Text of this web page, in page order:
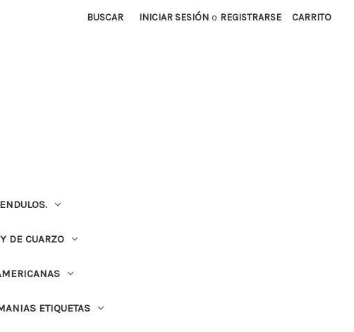
BUSCAR INICIAR SESIÓN o REGISTRARSE CARRITO
DE CUARZO
ETIQUETAS